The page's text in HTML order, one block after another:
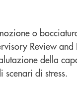
o
Review and
della
di stress.